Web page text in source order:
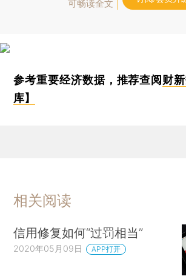
可畅读全文
参考重要经济数据，推荐查阅财
库】
相关阅读
信用修复如何“过罚相当”
2020年05月09日 APP打开